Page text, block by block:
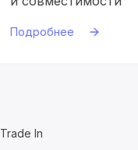
Подробнее
Trade In